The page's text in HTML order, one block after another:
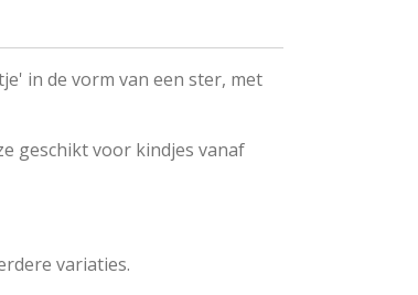
in de vorm van een ster, met
geschikt voor kindjes vanaf
variaties.